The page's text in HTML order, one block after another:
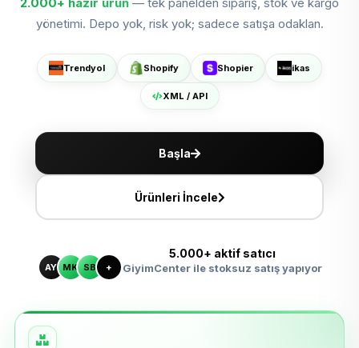
Shopier'da Aç
ikas'ta Sat
XML ile Ölçeklen
yönetimi. Depo yok, risk yok; sadece satışa odaklan.
Trendyol Shopify Shopier ikas
XML / API
Başla
Ürünleri İncele
AY MK SB +
5.000+ aktif satıcı
GiyimCenter ile stoksuz satış yapıyor